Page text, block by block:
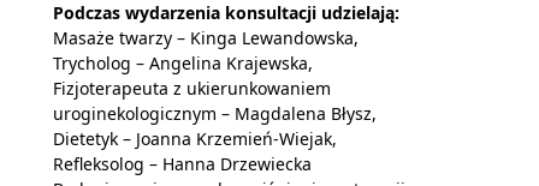
Podczas wydarzenia konsultacji udzielają:
Masaże twarzy – Kinga Lewandowska,
Trycholog – Angelina Krajewska,
Fizjoterapeuta z ukierunkowaniem
uroginekologicznym – Magdalena Błysz,
Dietetyk – Joanna Krzemień-Wiejak,
Refleksolog – Hanna Drzewiecka